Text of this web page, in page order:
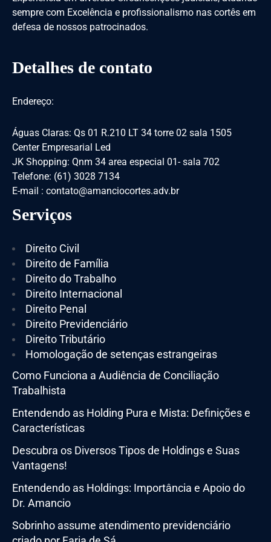
sempre com Excelência e profissionalismo nas cortês em
defesa de nossos patrocinados.
Detalhes de contato
Endereço:
Águas Claras: Qs 01 R.210 LT 34 torre 02 sala 1505
Center Empresarial Led
JK Shopping: Qnm 34 area especial 01- sala 702
Telefone: (61) 3028 7134
E-mail : contato@amanciocortes.adv.br
Serviços
Direito Civil
Direito de Família
Direito do Trabalho
Direito Internacional
Direito Penal
Direito Previdenciário
Direito Tributário
Homologação de setenças estrangeiras
Como Funciona a Audiência de Conciliação
Trabalhista
Entendendo as Holding Pura e Mista: Definições e
Características
Descubra os Diversos Tipos de Holdings e Suas
Vantagens!
Entendendo as Holdings: Importância e Apoio do
Dr. Amancio
Sobrinho assume atendimento previdenciário